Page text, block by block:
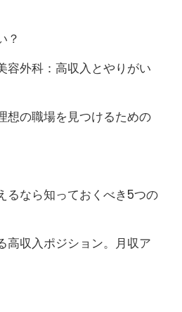
？
容外科：高収入とやりがい
想の職場を見つけるための
るなら知っておくべき5つの
高収入ポジション。月収ア